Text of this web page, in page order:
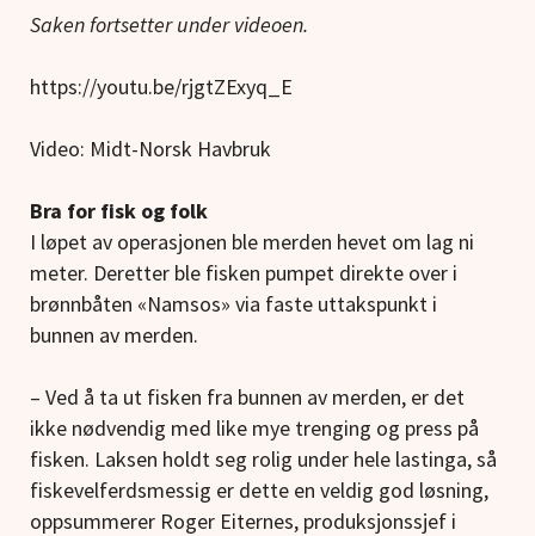
Saken fortsetter under videoen.
https://youtu.be/rjgtZExyq_E
Video: Midt-Norsk Havbruk
Bra for fisk og folk
I løpet av operasjonen ble merden hevet om lag ni
meter. Deretter ble fisken pumpet direkte over i
brønnbåten «Namsos» via faste uttakspunkt i
bunnen av merden.
– Ved å ta ut fisken fra bunnen av merden, er det
ikke nødvendig med like mye trenging og press på
fisken. Laksen holdt seg rolig under hele lastinga, så
fiskevelferdsmessig er dette en veldig god løsning,
oppsummerer Roger Eiternes, produksjonssjef i